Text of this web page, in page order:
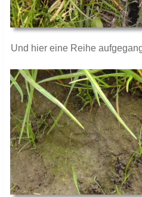
​Und hier eine Reihe